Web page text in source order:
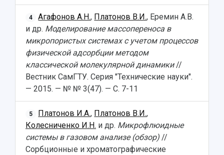
4 Агафонов А.Н., Платонов В.И., Еремин А.В.
и др. Моделирование массопереноса в
микропористых системах с учетом процессов
физической адсорбции методом
классической молекулярной динамики//
Вестник СамГТУ. Серия "Технические науки".
— 2015. — № № 3(47). — С. 7-11
5 Платонов И.А., Платонов В.И.,
Колесниченко И.Н. и др. Микрофлюидные
системы в газовом анализе (обзор) //
Сорбционные и хроматографические